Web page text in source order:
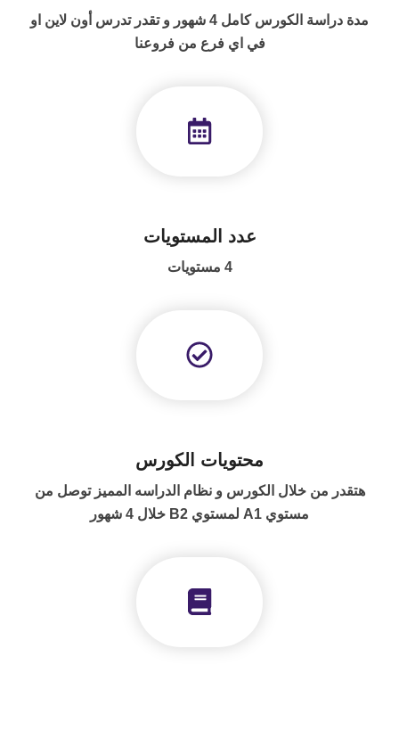
SOFT SKILLS
ADVANCED
Linked
مدة دراسة الكورس كامل 4 شهور و تقدر تدرس أون لاين او
في اي فرع من فروعنا
عدد المستويات
محتويات الكورس
من خلال الكورس و نظام الدراسه المميز توصل من